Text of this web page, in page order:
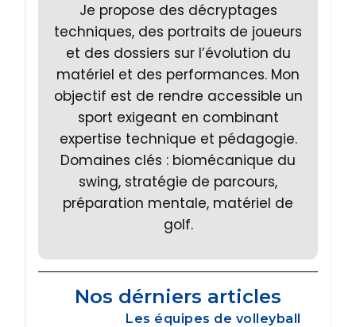
Je propose des décryptages
techniques, des portraits de joueurs
et des dossiers sur l’évolution du
matériel et des performances. Mon
objectif est de rendre accessible un
sport exigeant en combinant
expertise technique et pédagogie.
Domaines clés : biomécanique du
swing, stratégie de parcours,
préparation mentale, matériel de
golf.
Nos dérniers articles
Les équipes de volleyball